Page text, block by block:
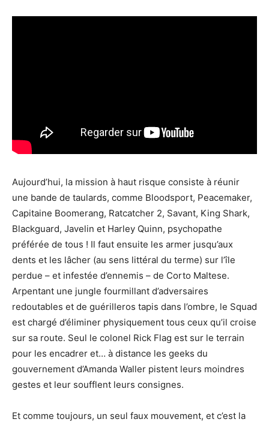
Aujourd’hui, la mission à haut risque consiste à réunir
une bande de taulards, comme Bloodsport, Peacemaker,
Capitaine Boomerang, Ratcatcher 2, Savant, King Shark,
Blackguard, Javelin et Harley Quinn, psychopathe
préférée de tous ! Il faut ensuite les armer jusqu’aux
dents et les lâcher (au sens littéral du terme) sur l’île
perdue – et infestée d’ennemis – de Corto Maltese.
Arpentant une jungle fourmillant d’adversaires
redoutables et de guérilleros tapis dans l’ombre, le Squad
est chargé d’éliminer physiquement tous ceux qu’il croise
sur sa route. Seul le colonel Rick Flag est sur le terrain
pour les encadrer et… à distance les geeks du
gouvernement d’Amanda Waller pistent leurs moindres
gestes et leur soufflent leurs consignes.
Et comme toujours, un seul faux mouvement, et c’est la